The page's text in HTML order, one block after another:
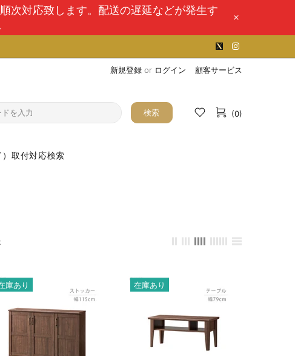
次対応致します。配送の遅延などが発生す
新規登録 or ログイン 顧客サービス
検索 (0)
取付対応検索
庫あり 在庫あり